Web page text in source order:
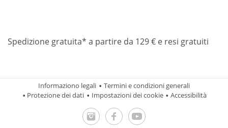
Spedizione gratuita* a partire da 129 € e resi gratuiti
Informaziono legali
Termini e condizioni generali
Protezione dei dati
Impostazioni dei cookie Accessibilità